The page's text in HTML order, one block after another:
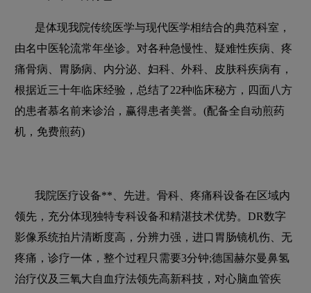
是体现我院传统医学与现代医学相结合的典范科室，
由名中医轮流常年坐诊。对各种急慢性、疑难性疾病、疼
痛骨病、胃肠病、内分泌、妇科、外科、皮肤科疾病有，
根据近三十年临床经验，总结了22种临床秘方，四面八方
的患者慕名前来诊治，赢得患者美誉。(配备全自动煎药
机，免费煎药)
我院医疗设备**、先进。骨科、疼痛科设备在区域内
领先，充分体现独特专科设备和精湛技术优势。DR数字
影像系统拍片清断度高，分辨力强，进口胃肠镜机伤、无
疼痛，诊疗一体，整个过程只需要3分钟;德国赫尔曼鼻氢
治疗仪及三氧大自血疗法领先高新科技，对心脑血管疾